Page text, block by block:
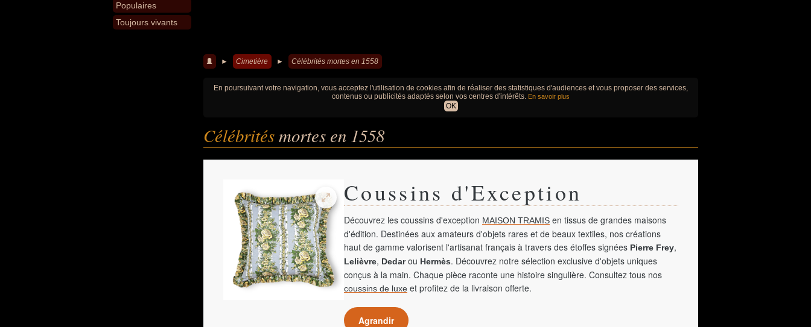
Populaires
Toujours vivants
► Cimetière ► Célébrités mortes en 1558
En poursuivant votre navigation, vous acceptez l'utilisation de cookies afin de réaliser des statistiques d'audiences et vous proposer des services,
contenus ou publicités adaptés selon vos centres d'intérêts. En savoir plus
OK
Célébritésmortes en 1558
Coussins d'Exception
Découvrez les coussins d'exception MAISON TRAMIS en tissus de grandes maisons
d'édition. Destinées aux amateurs d'objets rares et de beaux textiles, nos créations
haut de gamme valorisent l'artisanat français à travers des étoffes signées Pierre Frey,
Lelièvre, Dedarou Hermès. Découvrez notre sélection exclusive d'objets uniques
conçus à la main. Chaque pièce raconte une histoire singulière. Consultez tous nos
coussins de luxe et profitez de la livraison offerte.
Agrandir